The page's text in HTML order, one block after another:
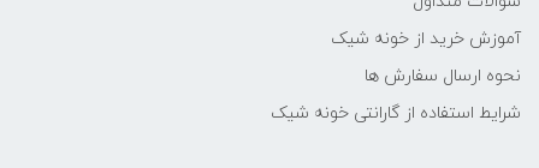
آموزش خرید از خونه شیک
نحوه ارسال سفارش ها
شرایط استفاده از گارانتی خونه شیک